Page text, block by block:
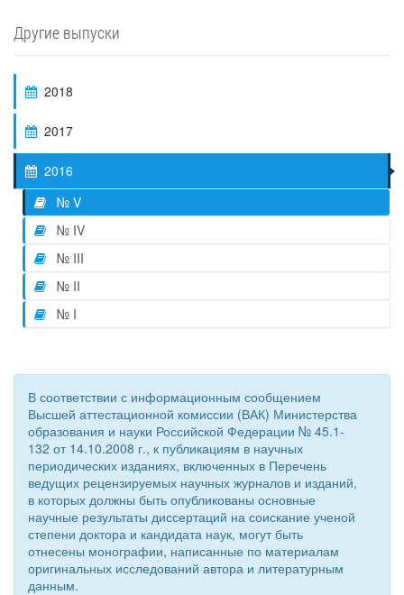
Другие выпуски
2018
2017
2016
№ V
№ IV
№ III
№ II
№ I
В соответствии с информационным сообщением
Высшей аттестационной комиссии (ВАК) Министерства
образования и науки Российской Федерации № 45.1-
132 от 14.10.2008 г., к публикациям в научных
периодических изданиях, включенных в Перечень
ведущих рецензируемых научных журналов и изданий,
в которых должны быть опубликованы основные
научные результаты диссертаций на соискание ученой
степени доктора и кандидата наук, могут быть
отнесены монографии, написанные по материалам
оригинальных исследований автора и литературным
данным.